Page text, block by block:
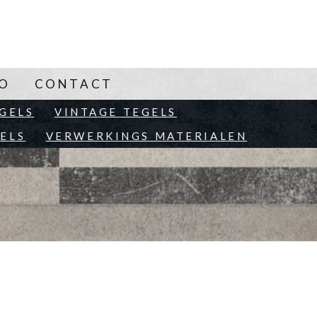
VINTAGE TEGELS
VERWERKINGS MATERIALEN
CONTACT